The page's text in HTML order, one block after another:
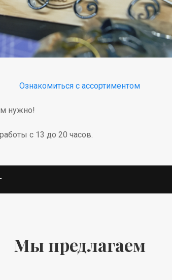
Ознакомиться с ассортиментом
нужно!
с 13 до 20 часов.
Мы предлагаем